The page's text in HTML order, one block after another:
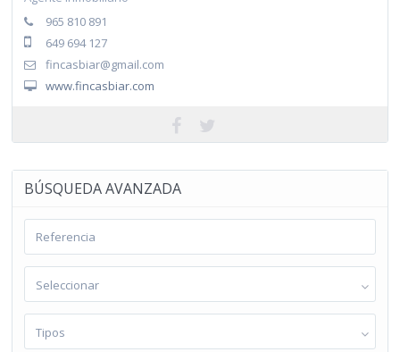
965 810 891
649 694 127
fincasbiar@gmail.com
www.fincasbiar.com
BÚSQUEDA AVANZADA
Seleccionar
Tipos